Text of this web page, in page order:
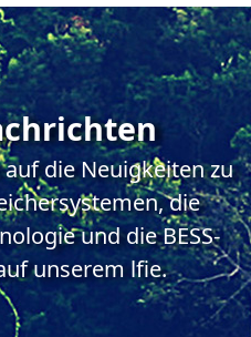
die Neuigkeiten zu
die
und die BESS-
unserem lfie.